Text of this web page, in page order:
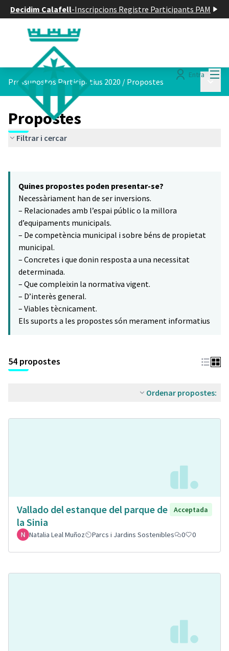
Decidim Calafell-Inscripcions Registre Participants PAM
Entra
Pressupostos Participatius 2020 / Propostes
Propostes
Filtrar i cercar
−
Quines propostes poden presentar-se?
Necessàriament han de ser inversions.
– Relacionades amb l’espai públic o la millora
d’equipaments municipals.
– De competència municipal i sobre béns de propietat
municipal.
– Concretes i que donin resposta a una necessitat
determinada.
– Que compleixin la normativa vigent.
– D’interès general.
– Viables tècnicament.
Els suports a les propostes són merament informatius
54 propostes
Ordenar propostes:
Vallado del estanque del parque de
la Sinia
Acceptada
Natalia Leal Muñoz Parcs i Jardins Sostenibles 0 0